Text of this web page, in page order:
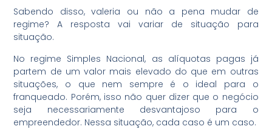
Sabendo disso, valeria ou não a pena mudar de
regime? A resposta vai variar de situação para
situação.
No regime Simples Nacional, as alíquotas pagas já
partem de um valor mais elevado do que em outras
situações, o que nem sempre é o ideal para o
franqueado. Porém, isso não quer dizer que o negócio
seja necessariamente desvantajoso para o
empreendedor. Nessa situação, cada caso é um caso.